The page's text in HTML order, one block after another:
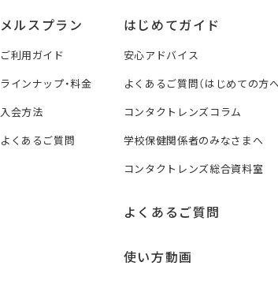
メルスプラン
ご利用ガイド
ラインナップ・料金
入会方法
よくあるご質問
はじめてガイド
安心アドバイス
よくあるご質問（はじめての方へ
コンタクトレンズコラム
学校保健関係者のみなさまへ
コンタクトレンズ総合資料室
よくあるご質問
使い方動画